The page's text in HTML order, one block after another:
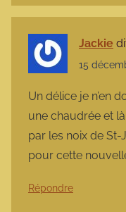
Jackie
15
Un délice je n’en
une chaudrée et
par les noix de St-
pour cette
Répondre